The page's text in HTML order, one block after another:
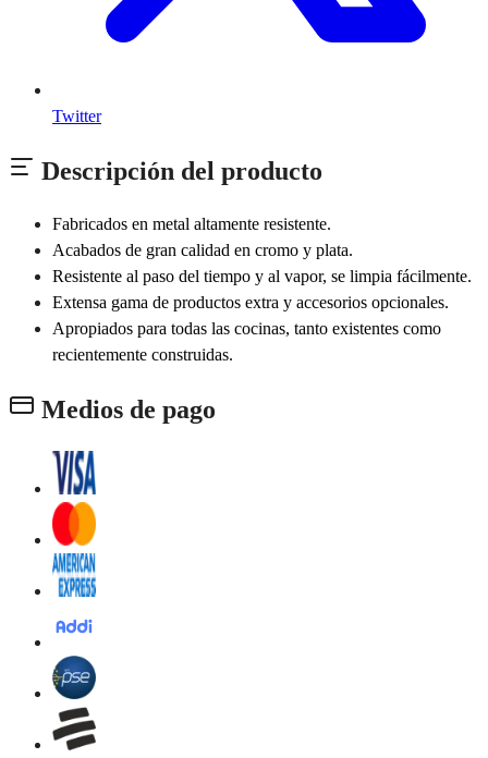
Twitter
Descripción del producto
Fabricados en metal altamente resistente.
Acabados de gran calidad en cromo y plata.
Resistente al paso del tiempo y al vapor, se limpia fácilmente.
Extensa gama de productos extra y accesorios opcionales.
Apropiados para todas las cocinas, tanto existentes como
recientemente construidas.
Medios de pago